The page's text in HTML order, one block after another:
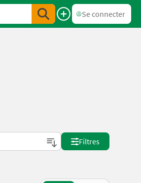
Se connecter
Filtres